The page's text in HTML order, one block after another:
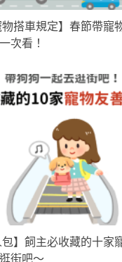
物搭車規定】春節帶寵
次看！
包】飼主必收藏的十家
街吧～